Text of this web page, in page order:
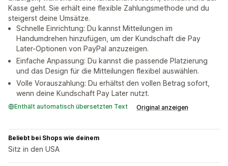
Kasse geht. Sie erhält eine flexible Zahlungsmethode und du
steigerst deine Umsätze.
Schnelle Einrichtung: Du kannst Mitteilungen im
Handumdrehen hinzufügen, um der Kundschaft die Pay
Later-Optionen von PayPal anzuzeigen.
Einfache Anpassung: Du kannst die passende Platzierung
und das Design für die Mitteilungen flexibel auswählen.
Volle Vorauszahlung: Du erhältst den vollen Betrag sofort,
wenn deine Kundschaft Pay Later nutzt.
Enthält automatisch übersetzten Text Original anzeigen
Beliebt bei Shops wie deinem
Sitz in den USA